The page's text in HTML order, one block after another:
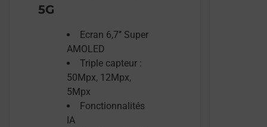
5G
Ecran 6,7’’ Super
AMOLED
Triple capteur :
50Mpx, 12Mpx,
5Mpx
Fonctionnalités
IA